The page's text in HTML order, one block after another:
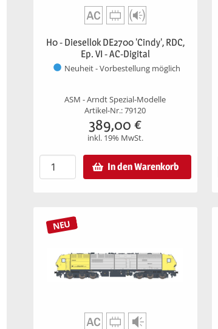
H0 - Diesellok DE2700 'Cindy', RDC,
Ep. VI - AC-Digital
Neuheit - Vorbestellung möglich
ASM - Arndt Spezial-Modelle
Artikel-Nr.: 79120
389,00 €
inkl. 19% MwSt.
In den Warenkorb
NEU